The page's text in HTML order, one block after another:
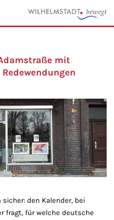
mit
sicher: den Kalender, bei
fragt, für welche deutsche